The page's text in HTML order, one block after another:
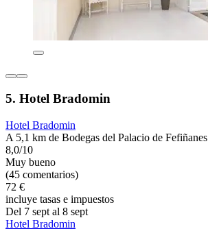
5. Hotel Bradomin
Hotel Bradomin
A 5,1 km de Bodegas del Palacio de Fefiñanes
8,0/10
Muy bueno
(45 comentarios)
72 €
incluye tasas e impuestos
Del 7 sept al 8 sept
Hotel Bradomin